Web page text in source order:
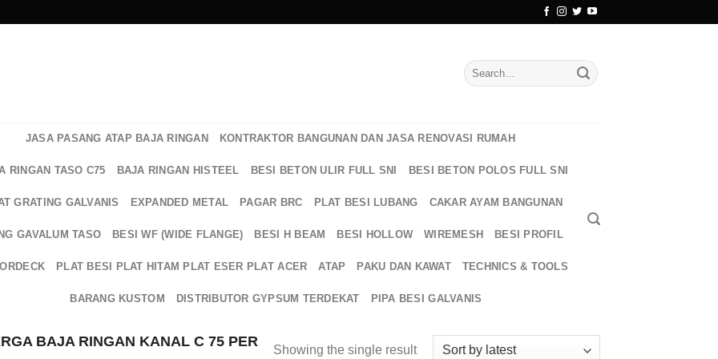
Search
for:
JASA PASANG ATAP BAJA RINGAN KONTRAKTOR BANGUNAN DAN JASA RENOVASI RUMAH
RINGAN TASO C75 BAJA RINGAN HISTEEL BESI BETON ULIR FULL SNI BESI BETON POLOS FULL SNI
GRATING GALVANIS EXPANDED METAL PAGAR BRC PLAT BESI LUBANG CAKAR AYAM BANGUNAN
GAVALUM TASO BESI WF (WIDE FLANGE) BESI H BEAM BESI HOLLOW WIREMESH BESI PROFIL
PLAT BESI PLAT HITAM PLAT ESER PLAT ACER ATAP PAKU DAN KAWAT TECHNICS & TOOLS
BARANG KUSTOM DISTRIBUTOR GYPSUM TERDEKAT PIPA BESI GALVANIS
BAJA RINGAN KANAL C 75 PER
Showing the single result